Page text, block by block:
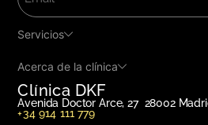
Clínica DKF
Avenida Doctor Arce, 27 28002
+34 914 111 779
Servicios
Acerca de la clínica